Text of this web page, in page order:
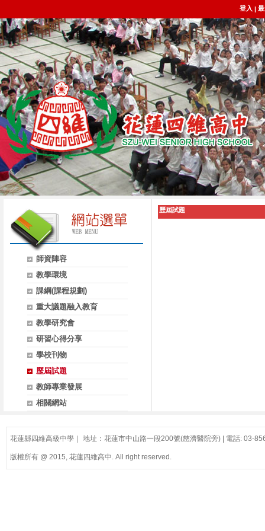
登入 |
師資陣容
教學環境
課綱(課程規劃)
重大議題融入教育
教學研究會
研習心得分享
學校刊物
歷屆試題
教師專業發展
相關網站
歷屆試題
花蓮縣四維高級中學｜ 地址：花蓮市中山路一段200號(慈濟醫院旁) | 電話: 03-
版權所有 @ 2015, 花蓮四維高中. All right reserved.